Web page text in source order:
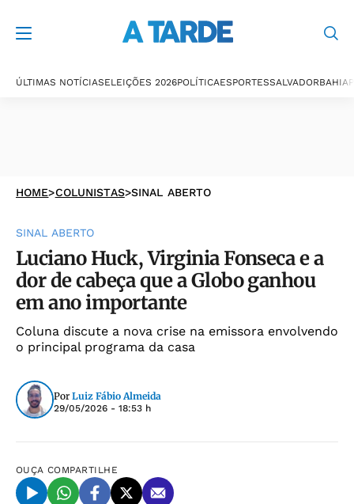
ÚLTIMAS NOTÍCIASELEIÇÕES 2026POLÍTICAESPORTESSALVADORBAHIA
HOME>COLUNISTAS>SINAL ABERTO
SINAL ABERTO
Luciano Huck, Virginia Fonseca e a
dor de cabeça que a Globo ganhou
em ano importante
Coluna discute a nova crise na emissora envolvendo
o principal programa da casa
Por Luiz Fábio Almeida
29/05/2026 - 18:53 h
OUÇA COMPARTILHE